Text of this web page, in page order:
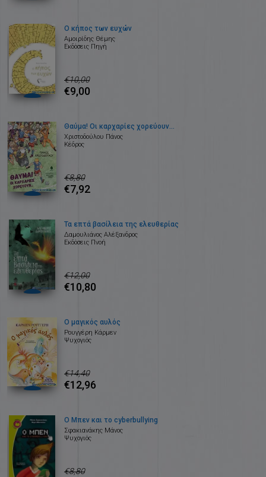
Ο κήπος των ευχών
Αμοιρίδης Θέμης
Εκδόσεις Πηγή
€10,00
€9,00
Θαύμα! Οι καρχαρίες χορεύουν...
Χριστοδούλου Πάνος
Κέδρος
€8,80
€7,92
Τα επτά βασίλεια της ελευθερίας
Δαμουλιάνος Αλέξανδρος
Εκδόσεις Πνοή
€12,00
€10,80
Ο μαγικός αυλός
Ρουγγέρη Κάρμεν
Ψυχογιός
€14,40
€12,96
Ο Μπεν και το cyberbullying
Σφακιανάκης Μάνος
Ψυχογιός
€8,80